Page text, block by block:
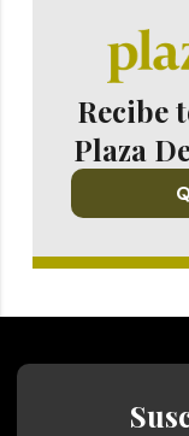
Recibe
Plaza